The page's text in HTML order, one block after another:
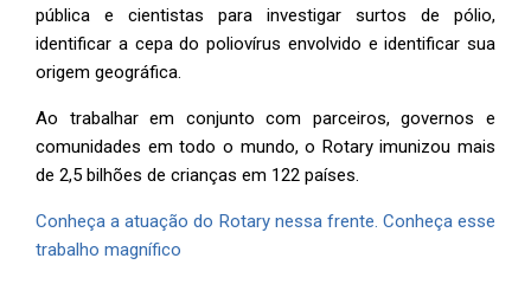
pública e cientistas para investigar surtos de pólio,
identificar a cepa do poliovírus envolvido e identificar sua
origem geográfica.
Ao trabalhar em conjunto com parceiros, governos e
comunidades em todo o mundo, o Rotary imunizou mais
de 2,5 bilhões de crianças em 122 países.
Conheça a atuação do Rotary nessa frente. Conheça esse
trabalho magnífico